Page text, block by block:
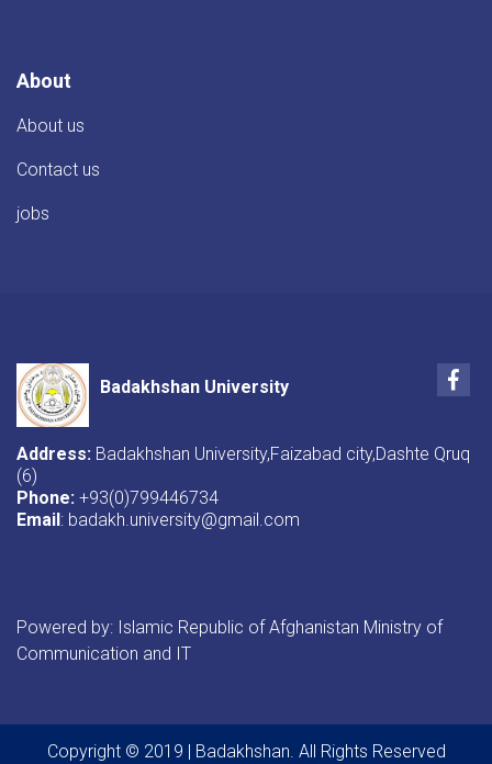
About
About us
Contact us
jobs
Badakhshan University
Address: Badakhshan University,Faizabad city,Dashte Qruq
(6)
Phone: +93(0)799446734
Email : badakh.university@gmail.com
Powered by: Islamic Republic of Afghanistan Ministry of
Communication and IT
Copyright © 2019 | Badakhshan. All Rights Reserved